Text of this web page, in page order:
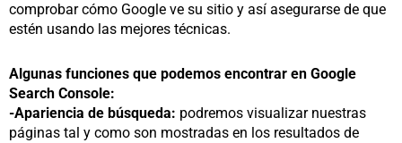
comprobar cómo Google ve su sitio y así asegurarse de que
estén usando las mejores técnicas.
Algunas funciones que podemos encontrar en Google
Search Console:
-Apariencia de búsqueda: podremos visualizar nuestras
páginas tal y como son mostradas en los resultados de